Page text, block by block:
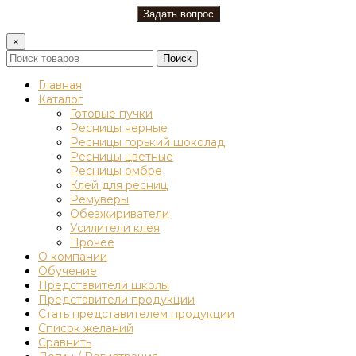
×
Поиск
Главная
Каталог
Готовые пучки
Ресницы черные
Ресницы горький шоколад
Ресницы цветные
Ресницы омбре
Клей для ресниц
Ремуверы
Обезжириватели
Усилители клея
Прочее
О компании
Обучение
Представители школы
Представители продукции
Стать представителем продукции
Список желаний
Сравнить